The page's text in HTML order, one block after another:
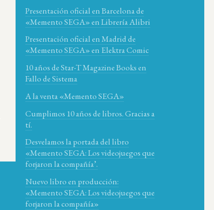
Presentación oficial en Barcelona de
«Memento SEGA» en Librería Alibri
Presentación oficial en Madrid de
«Memento SEGA» en Elektra Comic
10 años de Star-T Magazine Books en
Fallo de Sistema
A la venta «Memento SEGA»
Cumplimos 10 años de libros. Gracias a
tí.
Desvelamos la portada del libro
«Memento SEGA: Los videojuegos que
forjaron la compañía’.
Nuevo libro en producción:
«Memento SEGA: Los videojuegos que
forjaron la compañía»